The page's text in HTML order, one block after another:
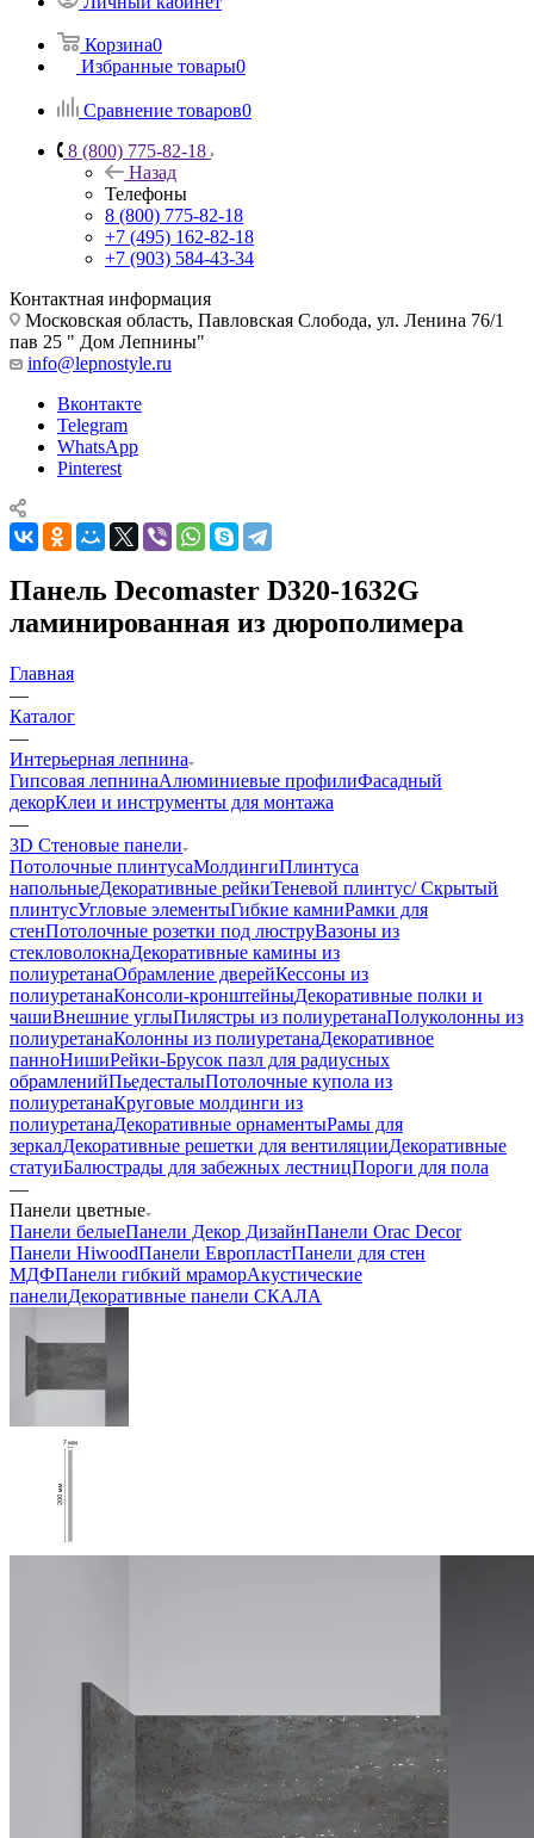
Корзина0
Избранные товары0
Сравнение товаров0
8 (800) 775-82-18
Назад
Телефоны
8 (800) 775-82-18
+7 (495) 162-82-18
+7 (903) 584-43-34
Контактная информация
Московская область, Павловская Слобода, ул. Ленина 76/1
пав 25 " Дом Лепнины"
info@lepnostyle.ru
Вконтакте
Telegram
WhatsApp
Pinterest
Панель Decomaster D320-1632G
ламинированная из дюрополимера
Главная
—
Каталог
—
Интерьерная лепнина
Гипсовая лепнинаАлюминиевые профилиФасадный
декорКлеи и инструменты для монтажа
—
3D Стеновые панели
Потолочные плинтусаМолдингиПлинтуса
напольныеДекоративные рейкиТеневой плинтус/ Скрытый
плинтусУгловые элементыГибкие камниРамки для
стенПотолочные розетки под люструВазоны из
стекловолокнаДекоративные камины из
полиуретанаОбрамление дверейКессоны из
полиуретанаКонсоли-кронштейныДекоративные полки и
чашиВнешние углыПилястры из полиуретанаПолуколонны из
полиуретанаКолонны из полиуретанаДекоративное
панноНишиРейки-Брусок пазл для радиусных
обрамленийПьедесталыПотолочные купола из
полиуретанаКруговые молдинги из
полиуретанаДекоративные орнаментыРамы для
зеркалДекоративные решетки для вентиляцииДекоративные
статуиБалюстрады для забежных лестницПороги для пола
—
Панели цветные
Панели белыеПанели Декор ДизайнПанели Orac Decor
Панели HiwoodПанели ЕвропластПанели для стен
МДФПанели гибкий мраморАкустические
панелиДекоративные панели СКАЛА